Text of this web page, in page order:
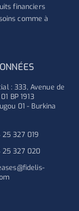
financiers
comme à
: 333, Avenue de
BP 1913
01 - Burkina
25 327 019
25 327 020